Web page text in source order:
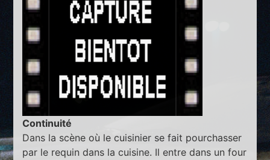
Continuité
Dans la scène où le cuisinier se fait pourchasser
par le requin dans la cuisine. Il entre dans un four